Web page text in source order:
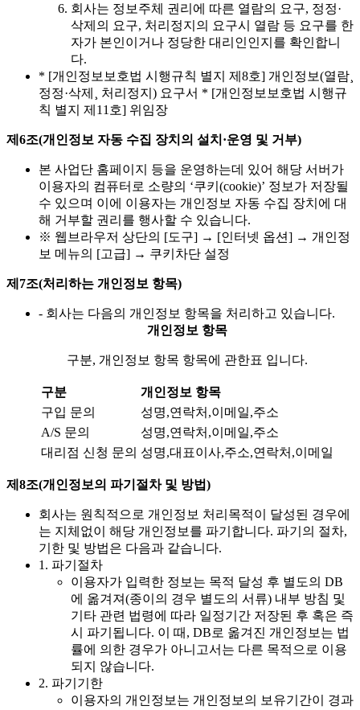
회사는 정보주체 권리에 따른 열람의 요구, 정정·
삭제의 요구, 처리정지의 요구시 열람 등 요구를 한
자가 본인이거나 정당한 대리인인지를 확인합니
다.
* [개인정보보호법 시행규칙 별지 제8호] 개인정보(열람¸
정정·삭제¸ 처리정지) 요구서 * [개인정보보호법 시행규
칙 별지 제11호] 위임장
제6조(개인정보 자동 수집 장치의 설치·운영 및 거부)
본 사업단 홈페이지 등을 운영하는데 있어 해당 서버가
이용자의 컴퓨터로 소량의 ‘쿠키(cookie)’ 정보가 저장될
수 있으며 이에 이용자는 개인정보 자동 수집 장치에 대
해 거부할 권리를 행사할 수 있습니다.
※ 웹브라우저 상단의 [도구] → [인터넷 옵션] → 개인정
보 메뉴의 [고급] → 쿠키차단 설정
제7조(처리하는 개인정보 항목)
- 회사는 다음의 개인정보 항목을 처리하고 있습니다.
개인정보 항목
구분, 개인정보 항목 항목에 관한표 입니다.
구분
개인정보 항목
구입 문의
성명,연락처,이메일,주소
A/S 문의
성명,연락처,이메일,주소
대리점 신청 문의 성명,대표이사,주소,연락처,이메일
제8조(개인정보의 파기절차 및 방법)
회사는 원칙적으로 개인정보 처리목적이 달성된 경우에
는 지체없이 해당 개인정보를 파기합니다. 파기의 절차,
기한 및 방법은 다음과 같습니다.
1. 파기절차
이용자가 입력한 정보는 목적 달성 후 별도의 DB
에 옮겨져(종이의 경우 별도의 서류) 내부 방침 및
기타 관련 법령에 따라 일정기간 저장된 후 혹은 즉
시 파기됩니다. 이 때, DB로 옮겨진 개인정보는 법
률에 의한 경우가 아니고서는 다른 목적으로 이용
되지 않습니다.
2. 파기기한
이용자의 개인정보는 개인정보의 보유기간이 경과